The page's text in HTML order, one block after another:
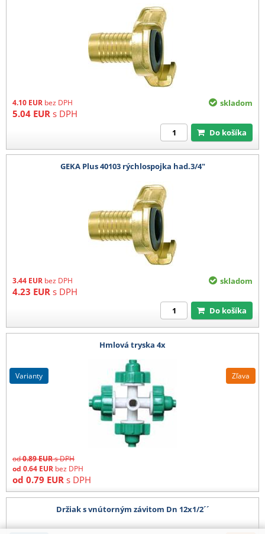
4.10 EUR bez DPH
5.04 EUR s DPH
skladom
Do košíka
GEKA Plus 40103 rýchlospojka had.3/4"
3.44 EUR bez DPH
4.23 EUR s DPH
skladom
Do košíka
Hmlová tryska 4x
od0.89EURs DPH
Zľava
od 0.64 EUR bez DPH
od 0.79 EUR s DPH
varianty
Držiak s vnútorným závitom Dn 12x1/2´´